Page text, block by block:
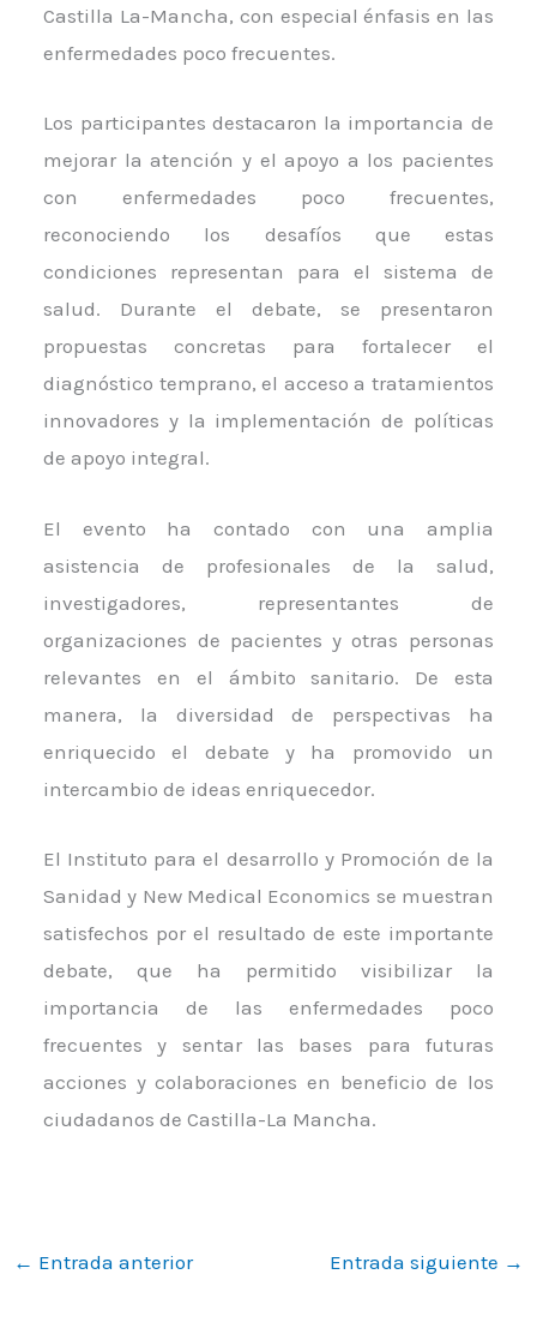
Castilla La-Mancha, con especial énfasis en las
enfermedades poco frecuentes.
Los participantes destacaron la importancia de
mejorar la atención y el apoyo a los pacientes
con enfermedades poco frecuentes,
reconociendo los desafíos que estas
condiciones representan para el sistema de
salud. Durante el debate, se presentaron
propuestas concretas para fortalecer el
diagnóstico temprano, el acceso a tratamientos
innovadores y la implementación de políticas
de apoyo integral.
El evento ha contado con una amplia
asistencia de profesionales de la salud,
investigadores, representantes de
organizaciones de pacientes y otras personas
relevantes en el ámbito sanitario. De esta
manera, la diversidad de perspectivas ha
enriquecido el debate y ha promovido un
intercambio de ideas enriquecedor.
El Instituto para el desarrollo y Promoción de la
Sanidad y New Medical Economics se muestran
satisfechos por el resultado de este importante
debate, que ha permitido visibilizar la
importancia de las enfermedades poco
frecuentes y sentar las bases para futuras
acciones y colaboraciones en beneficio de los
ciudadanos de Castilla-La Mancha.
← Entrada anterior Entrada siguiente →